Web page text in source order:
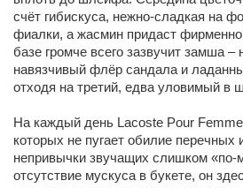
счёт гибискуса, нежно-сладкая на
фиалки, а жасмин придаст
базе громче всего зазвучит замша
навязчивый флёр сандала и
отходя на третий, едва уловимый в
На каждый день Lacoste Pour
которых не пугает обилие перечных
непривычки звучащих слишком «по-
отсутствие мускуса в букете, он